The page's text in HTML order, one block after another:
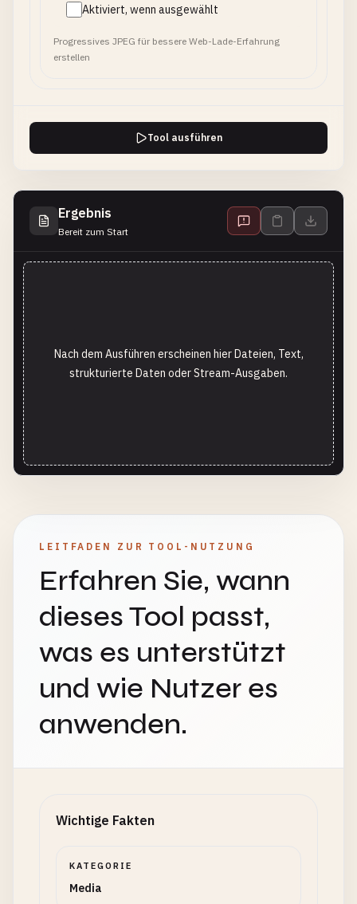
Aktiviert, wenn ausgewählt
Progressives JPEG für bessere Web-Lade-Erfahrung
erstellen
Tool ausführen
Ergebnis
Bereit zum Start
Nach dem Ausführen erscheinen hier Dateien, Text,
strukturierte Daten oder Stream-Ausgaben.
LEITFADEN ZUR TOOL-NUTZUNG
Erfahren Sie, wann
dieses Tool passt,
was es unterstützt
und wie Nutzer es
anwenden.
Wichtige Fakten
KATEGORIE
Media